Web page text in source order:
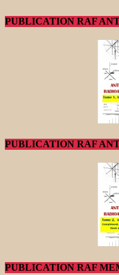
PUBLICATION RAF
PUBLICATION RAF
PUBLICATION RAF